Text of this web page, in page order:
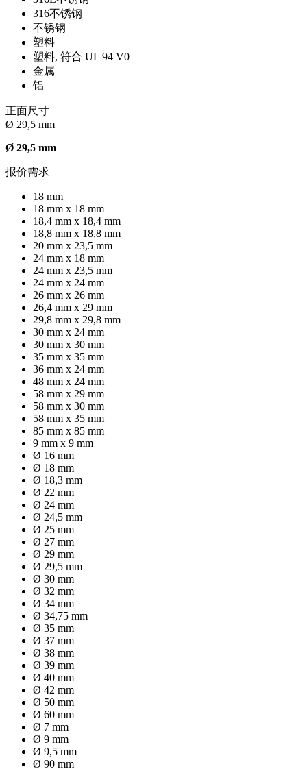
316不锈钢
不锈钢
塑料
塑料, 符合 UL 94 V0
金属
铝
正面尺寸
Ø 29,5 mm
Ø 29,5 mm
报价需求
18 mm
18 mm x 18 mm
18,4 mm x 18,4 mm
18,8 mm x 18,8 mm
20 mm x 23,5 mm
24 mm x 18 mm
24 mm x 23,5 mm
24 mm x 24 mm
26 mm x 26 mm
26,4 mm x 29 mm
29,8 mm x 29,8 mm
30 mm x 24 mm
30 mm x 30 mm
35 mm x 35 mm
36 mm x 24 mm
48 mm x 24 mm
58 mm x 29 mm
58 mm x 30 mm
58 mm x 35 mm
85 mm x 85 mm
9 mm x 9 mm
Ø 16 mm
Ø 18 mm
Ø 18,3 mm
Ø 22 mm
Ø 24 mm
Ø 24,5 mm
Ø 25 mm
Ø 27 mm
Ø 29 mm
Ø 29,5 mm
Ø 30 mm
Ø 32 mm
Ø 34 mm
Ø 34,75 mm
Ø 35 mm
Ø 37 mm
Ø 38 mm
Ø 39 mm
Ø 40 mm
Ø 42 mm
Ø 50 mm
Ø 60 mm
Ø 7 mm
Ø 9 mm
Ø 9,5 mm
Ø 90 mm